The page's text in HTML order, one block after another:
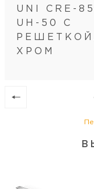
Размещение
Регулировка
Диаметр слива, см
UNI CRE-
UH-50 С
ХРОМ